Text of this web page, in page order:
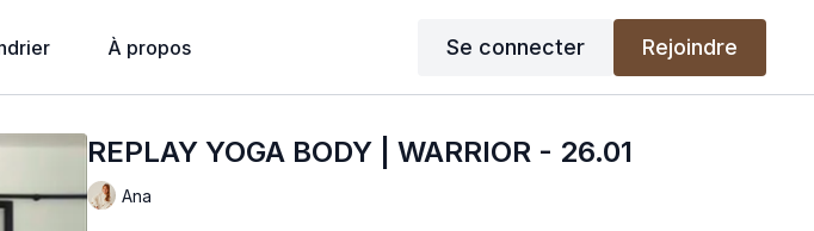
À propos Se connecter Rejoindre
REPLAY YOGA BODY | WARRIOR - 26.01
Ana